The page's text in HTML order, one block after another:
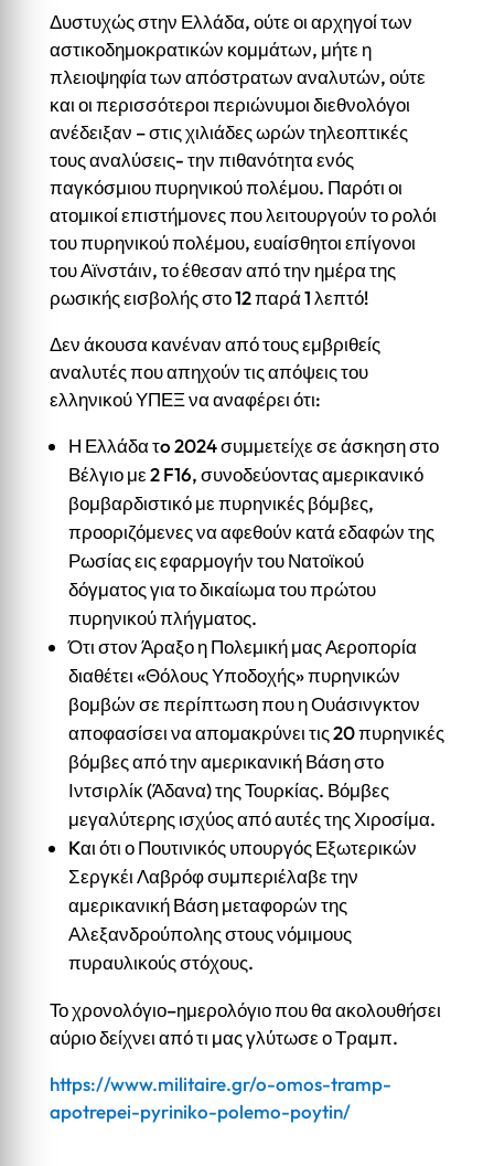
Δυστυχώς στην Ελλάδα, ούτε οι αρχηγοί των
αστικοδημοκρατικών κομμάτων, μήτε η
πλειοψηφία των απόστρατων αναλυτών, ούτε
και οι περισσότεροι περιώνυμοι διεθνολόγοι
ανέδειξαν – στις χιλιάδες ωρών τηλεοπτικές
τους αναλύσεις- την πιθανότητα ενός
παγκόσμιου πυρηνικού πολέμου. Παρότι οι
ατομικοί επιστήμονες που λειτουργούν το ρολόι
του πυρηνικού πολέμου, ευαίσθητοι επίγονοι
του Αϊνστάιν, το έθεσαν από την ημέρα της
ρωσικής εισβολής στο 12 παρά 1 λεπτό!
Δεν άκουσα κανέναν από τους εμβριθείς
αναλυτές που απηχούν τις απόψεις του
ελληνικού ΥΠΕΞ να αναφέρει ότι:
Η Ελλάδα τo 2024 συμμετείχε σε άσκηση στο
Βέλγιο με 2 F16, συνοδεύοντας αμερικανικό
βομβαρδιστικό με πυρηνικές βόμβες,
προοριζόμενες να αφεθούν κατά εδαφών της
Ρωσίας εις εφαρμογήν του Νατοϊκού
δόγματος για το δικαίωμα του πρώτου
πυρηνικού πλήγματος.
Ότι στον Άραξο η Πολεμική μας Αεροπορία
διαθέτει «Θόλους Υποδοχής» πυρηνικών
βομβών σε περίπτωση που η Ουάσινγκτον
αποφασίσει να απομακρύνει τις 20 πυρηνικές
βόμβες από την αμερικανική Βάση στο
Ιντσιρλίκ (Άδανα) της Τουρκίας. Βόμβες
μεγαλύτερης ισχύος από αυτές της Χιροσίμα.
Kαι ότι ο Πουτινικός υπουργός Εξωτερικών
Σεργκέι Λαβρόφ συμπεριέλαβε την
αμερικανική Βάση μεταφορών της
Αλεξανδρούπολης στους νόμιμους
πυραυλικούς στόχους.
Το χρονολόγιο–ημερολόγιο που θα ακολουθήσει
αύριο δείχνει από τι μας γλύτωσε ο Τραμπ.
https://www.militaire.gr/o-omos-tramp-
apotrepei-pyriniko-polemo-poytin/